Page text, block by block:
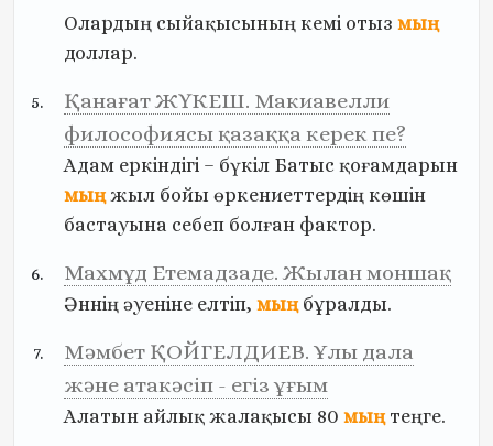
Олардың сыйақысының кемі отыз мың
доллар.
Қанағат ЖҮКЕШ. Макиавелли
философиясы қазаққа керек пе?
Адам еркіндігі – бүкіл Батыс қоғамдарын
мың жыл бойы өркениеттердің көшін
бастауына себеп болған фактор.
Махмұд Етемадзаде. Жылан моншақ
Әннің әуеніне елтіп, мың бұралды.
Мәмбет ҚОЙГЕЛДИЕВ. Ұлы дала
және атакәсіп - егіз ұғым
Алатын айлық жалақысы 80 мың теңге.